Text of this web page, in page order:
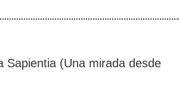
Sapientia (Una mirada desde